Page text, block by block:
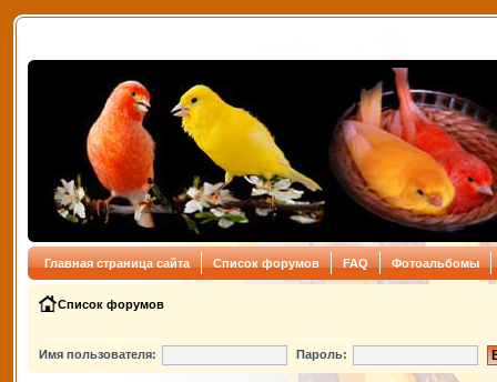
Главная страница сайта Список форумов FAQ Фотоальбомы
Список форумов
Имя пользователя: Пароль: